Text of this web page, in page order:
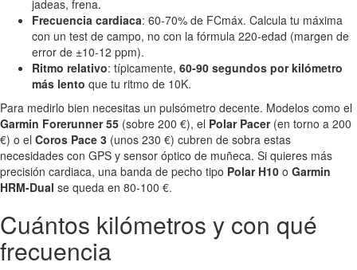
jadeas, frena.
Frecuencia cardiaca: 60-70% de FCmáx. Calcula tu máxima
con un test de campo, no con la fórmula 220-edad (margen de
error de ±10-12 ppm).
Ritmo relativo: típicamente, 60-90 segundos por kilómetro
más lento que tu ritmo de 10K.
Para medirlo bien necesitas un pulsómetro decente. Modelos como el
Garmin Forerunner 55 (sobre 200 €), el Polar Pacer(en torno a 200
€) o el Coros Pace 3 (unos 230 €) cubren de sobra estas
necesidades con GPS y sensor óptico de muñeca. Si quieres más
precisión cardiaca, una banda de pecho tipo Polar H10 o Garmin
HRM-Dual se queda en 80-100 €.
Cuántos kilómetros y con qué
frecuencia